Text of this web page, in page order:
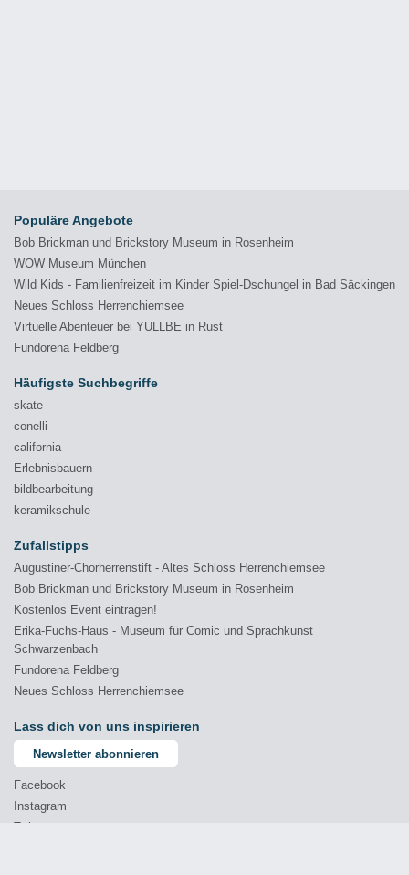
Populäre Angebote
Bob Brickman und Brickstory Museum in Rosenheim
WOW Museum München
Wild Kids - Familienfreizeit im Kinder Spiel-Dschungel in Bad Säckingen
Neues Schloss Herrenchiemsee
Virtuelle Abenteuer bei YULLBE in Rust
Fundorena Feldberg
Häufigste Suchbegriffe
skate
conelli
california
Erlebnisbauern
bildbearbeitung
keramikschule
Zufallstipps
Augustiner-Chorherrenstift - Altes Schloss Herrenchiemsee
Bob Brickman und Brickstory Museum in Rosenheim
Kostenlos Event eintragen!
Erika-Fuchs-Haus - Museum für Comic und Sprachkunst
Schwarzenbach
Fundorena Feldberg
Neues Schloss Herrenchiemsee
Lass dich von uns inspirieren
Newsletter abonnieren
Facebook
Instagram
Twitter